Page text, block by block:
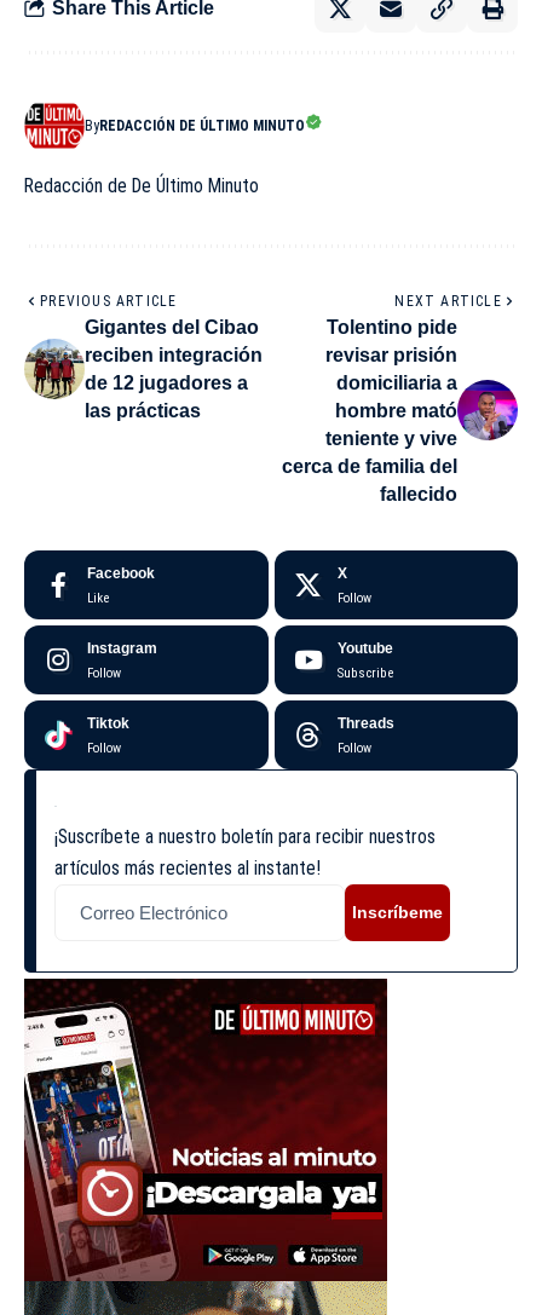
Share This Article
ByREDACCIÓN DE ÚLTIMO MINUTO
Redacción de De Último Minuto
PREVIOUS ARTICLE
Gigantes del Cibao
reciben integración
de 12 jugadores a
las prácticas
NEXT ARTICLE
Tolentino pide
revisar prisión
domiciliaria a
hombre mató
teniente y vive
cerca de familia del
fallecido
Facebook
Like
X
Follow
Instagram
Follow
Youtube
Subscribe
Tiktok
Follow
Threads
Follow
¡Suscríbete a nuestro boletín para recibir nuestros
artículos más recientes al instante!
Inscríbeme